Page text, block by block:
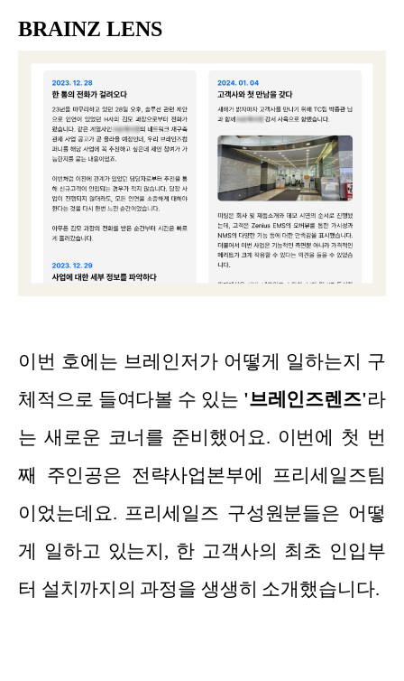
BRAINZ LENS
이번 호에는 브레인저가 어떻게 일하는지 구
체적으로 들여다볼 수 있는 '브레인즈렌즈'라
는 새로운 코너를 준비했어요. 이번에 첫 번
째 주인공은 전략사업본부에 프리세일즈팀
이었는데요. 프리세일즈 구성원분들은 어떻
게 일하고 있는지, 한 고객사의 최초 인입부
터 설치까지의 과정을 생생히 소개했습니다.